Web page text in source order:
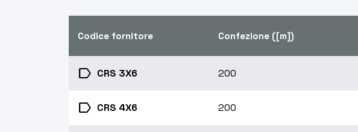
Codice fornitore Confezione ([m])
label CRS 3X6 200
label CRS 4X6 200